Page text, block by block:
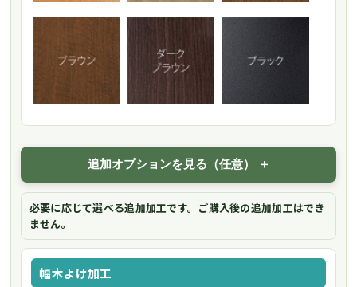
追加オプションを見る（任意）
必要に応じて選べる追加加工です。ご購入後の追加加工はでき
ません。
幅木よけ加工